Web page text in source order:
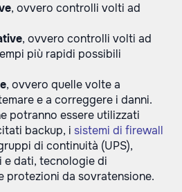
, ovvero controlli volti ad
, ovvero controlli volti ad
più rapidi possibili
, ovvero quelle volte a
e a correggere i danni.
potranno essere utilizzati
backup, i sistemi di firewall
di continuità (UPS),
e dati, tecnologie di
protezioni da sovratensione.